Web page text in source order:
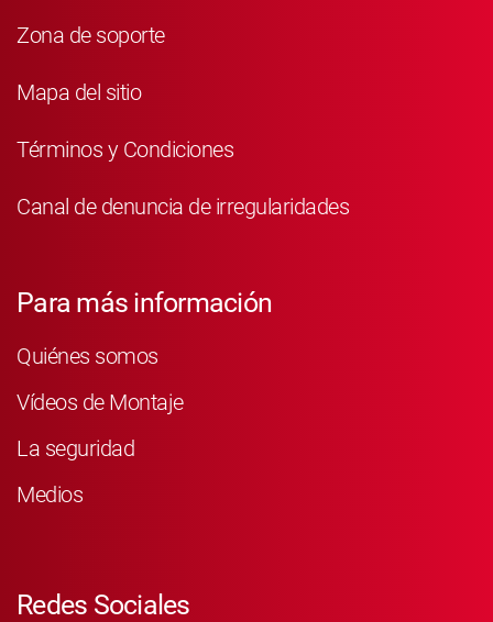
Zona de soporte
Mapa del sitio
Términos y Condiciones
Canal de denuncia de irregularidades
Para más información
Quiénes somos
Vídeos de Montaje
La seguridad
Medios
Redes Sociales